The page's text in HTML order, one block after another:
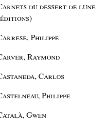
du dessert de lune
Philippe
Raymond
Carlos
Philippe
Gwen